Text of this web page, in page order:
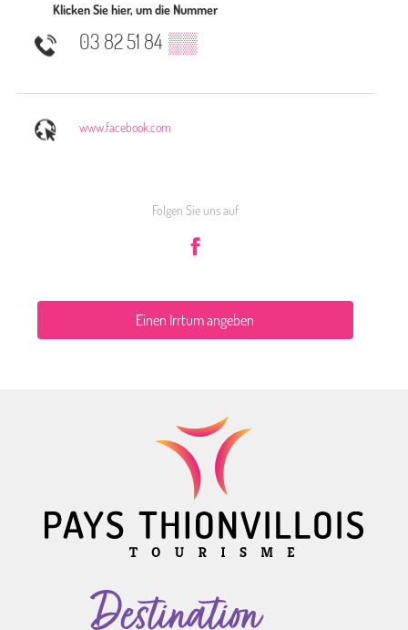
Klicken Sie hier, um die Nummer
03 82 51 84 ▒▒
www.facebook.com
Folgen Sie uns auf
Einen Irrtum angeben